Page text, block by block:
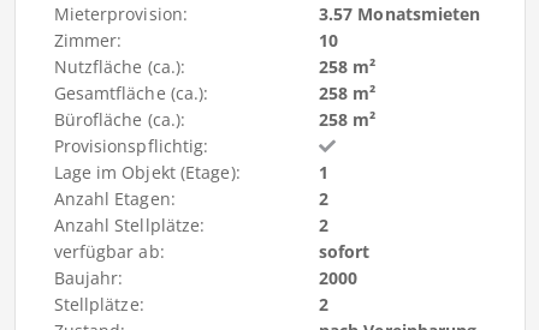
Mieterprovision:
3.57 Monatsmieten
Zimmer:
10
Nutzfläche (ca.):
258 m²
Gesamtfläche (ca.):
258 m²
Bürofläche (ca.):
258 m²
Provisionspflichtig:
Lage im Objekt (Etage):
1
Anzahl Etagen:
2
Anzahl Stellplätze:
2
verfügbar ab:
sofort
Baujahr:
2000
Stellplätze:
2